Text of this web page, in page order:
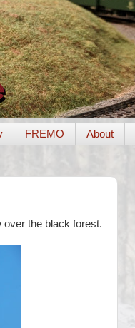
FREMO About
over the black forest.